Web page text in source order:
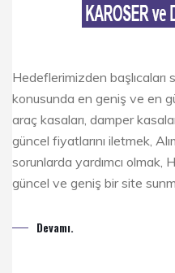
Hedeflerimizden başlıcaları
konusunda en geniş ve en
araç kasaları, damper
güncel fiyatlarını iletmek,
sorunlarda yardımcı olmak,
güncel ve geniş bir site
Devamı.